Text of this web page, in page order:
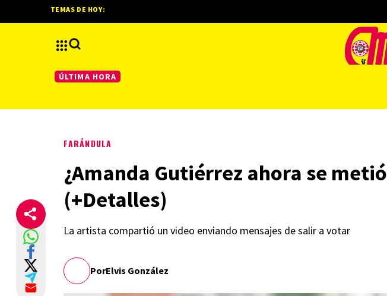
FARÁNDULA
¿Amanda Gutiérrez ahora se
(+Detalles)
La artista compartió un video enviando mensajes de salir a votar
PorElvis González
TEMAS DE HOY:
ÚLTIMA HORA